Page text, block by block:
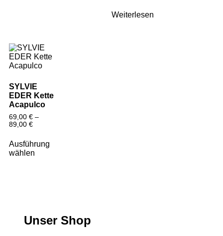
Weiterlesen
SYLVIE
EDER Kette
Acapulco
69,00 € –
89,00 €
Ausführung
wählen
Unser Shop